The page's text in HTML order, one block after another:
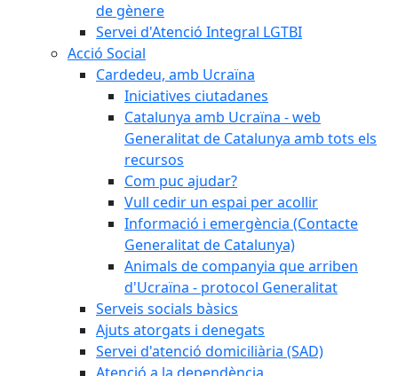
de gènere
Servei d'Atenció Integral LGTBI
Acció Social
Cardedeu, amb Ucraïna
Iniciatives ciutadanes
Catalunya amb Ucraïna - web
Generalitat de Catalunya amb tots els
recursos
Com puc ajudar?
Vull cedir un espai per acollir
Informació i emergència (Contacte
Generalitat de Catalunya)
Animals de companyia que arriben
d'Ucraïna - protocol Generalitat
Serveis socials bàsics
Ajuts atorgats i denegats
Servei d'atenció domiciliària (SAD)